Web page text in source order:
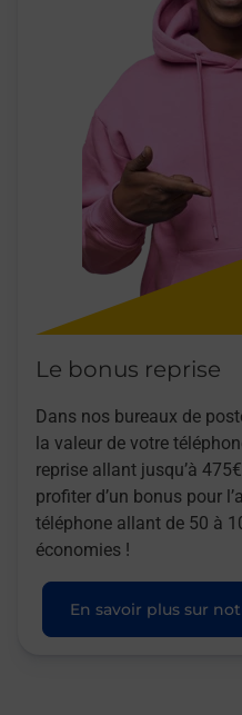
Le bonus reprise
Dans nos bureaux de
la valeur de votre
reprise allant jusqu’à
profiter d’un bonus pour
téléphone allant de 50 à
économies !
En savoir plus sur